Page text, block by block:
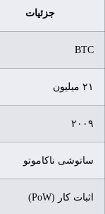
جزئیات
BTC
۲۱ میلیون
۲۰۰۹
ساتوشی ناکاموتو
اثبات کار (PoW)